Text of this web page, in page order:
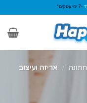
-7 ימי עסקים*
/ אריזה ועיצוב